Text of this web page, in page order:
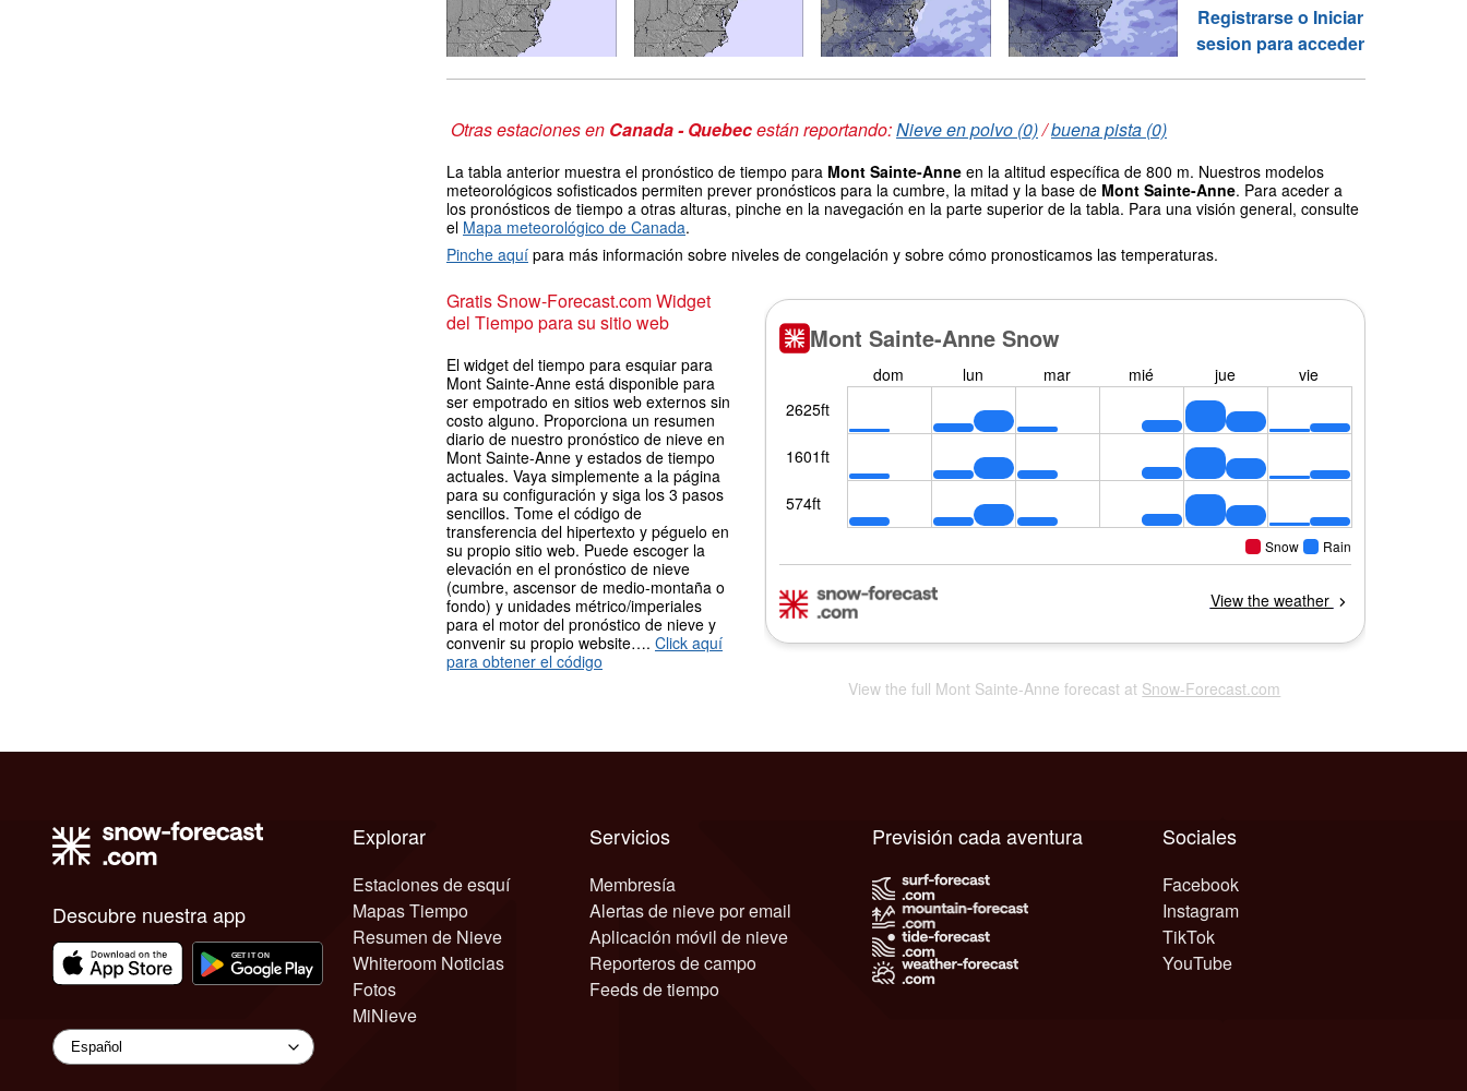
Registrarse o Iniciar
sesion para acceder
Otras estaciones en Canada - Quebecestán reportando:Nieve en polvo (0)/buena pista (0)
La tabla anterior muestra el pronóstico de tiempo para Mont Sainte-Anne en la altitud específica de 800 m. Nuestros modelos
meteorológicos sofisticados permiten prever pronósticos para la cumbre, la mitad y la base de Mont Sainte-Anne. Para aceder a
los pronósticos de tiempo a otras alturas, pinche en la navegación en la parte superior de la tabla. Para una visión general, consulte
el Mapa meteorológico de Canada.
Pinche aquí para más información sobre niveles de congelación y sobre cómo pronosticamos las temperaturas.
Gratis Snow-Forecast.com Widget
del Tiempo para su sitio web
El widget del tiempo para esquiar para
Mont Sainte-Anne está disponible para
ser empotrado en sitios web externos sin
costo alguno. Proporciona un resumen
diario de nuestro pronóstico de nieve en
Mont Sainte-Anne y estados de tiempo
actuales. Vaya simplemente a la página
para su configuración y siga los 3 pasos
sencillos. Tome el código de
transferencia del hipertexto y péguelo en
su propio sitio web. Puede escoger la
elevación en el pronóstico de nieve
(cumbre, ascensor de medio-montaña o
fondo) y unidades métrico/imperiales
para el motor del pronóstico de nieve y
convenir su propio website…. Click aquí
para obtener el código
View the full Mont Sainte-Anne forecast at Snow-Forecast.com
Descubre nuestra app
Explorar
Estaciones de esquí
Mapas Tiempo
Resumen de Nieve
Whiteroom Noticias
Fotos
MiNieve
Servicios
Membresía
Alertas de nieve por email
Aplicación móvil de nieve
Reporteros de campo
Feeds de tiempo
Sociales
Facebook
Instagram
TikTok
YouTube
Previsión cada aventura